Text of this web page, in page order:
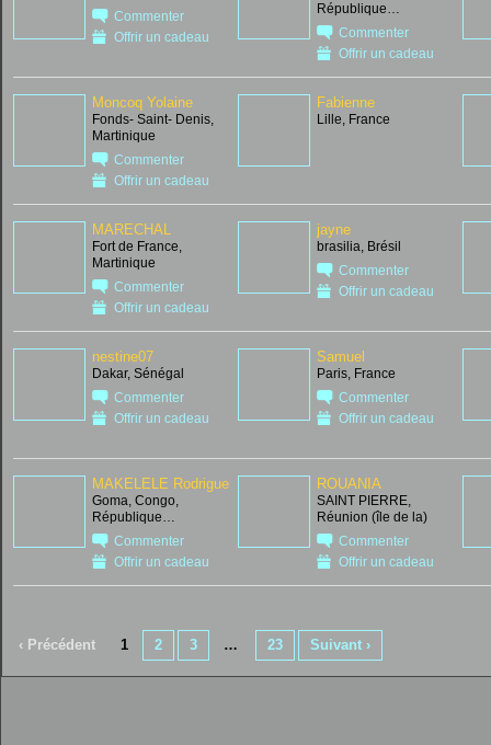
Commenter
Offrir un cadeau
République…
Commenter
Offrir un cadeau
Moncoq Yolaine
Fonds- Saint- Denis,
Martinique
Commenter
Offrir un cadeau
Fabienne
Lille, France
MARECHAL
Fort de France,
Martinique
Commenter
Offrir un cadeau
jayne
brasilia, Brésil
Commenter
Offrir un cadeau
nestine07
Dakar, Sénégal
Commenter
Offrir un cadeau
Samuel
Paris, France
Commenter
Offrir un cadeau
MAKELELE Rodrigue
Goma, Congo,
République…
Commenter
Offrir un cadeau
ROUANIA
SAINT PIERRE,
Réunion (île de la)
Commenter
Offrir un cadeau
‹ Précédent 1 2 3 … 23 Suivant ›